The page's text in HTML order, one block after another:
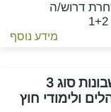
דרוש/ה
מידע נוסף
דרוש/ה מנהל/ת חשבונות סוג 3
ולימודי חוץ